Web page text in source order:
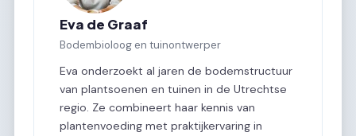
Eva de Graaf
Bodembioloog en tuinontwerper
Eva onderzoekt al jaren de bodemstructuur
van plantsoenen en tuinen in de Utrechtse
regio. Ze combineert haar kennis van
plantenvoeding met praktijkervaring in